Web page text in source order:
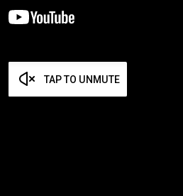
TAP TO UNMUTE